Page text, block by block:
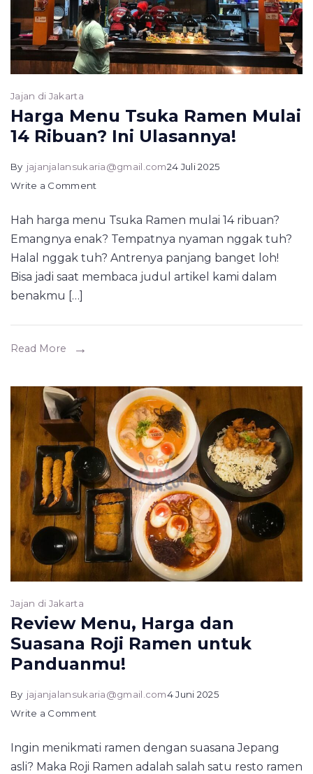
Jajan di Jakarta
Harga Menu Tsuka Ramen Mulai
14 Ribuan? Ini Ulasannya!
By jajanjalansukaria@gmail.com24 Juli 2025
Write a Comment
Menu
Tsuka
Ramen
Mulai
Hah harga menu Tsuka Ramen mulai 14 ribuan?
Emangnya enak? Tempatnya nyaman nggak tuh?
Halal nggak tuh? Antrenya panjang banget loh!
Bisa jadi saat membaca judul artikel kami dalam
benakmu […]
Read More
Jajan di Jakarta
Review Menu, Harga dan
Suasana Roji Ramen untuk
Panduanmu!
By jajanjalansukaria@gmail.com4 Juni 2025
Write a Comment
Menu,
Harga
Ingin menikmati ramen dengan suasana Jepang
asli? Maka Roji Ramen adalah salah satu resto ramen